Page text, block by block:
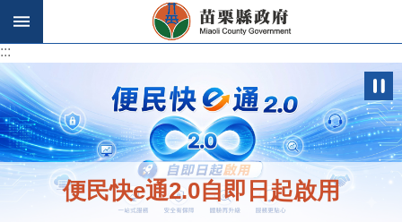
跳到主要內容區塊
:::
:::
便民快e通2.0自即日起啟用